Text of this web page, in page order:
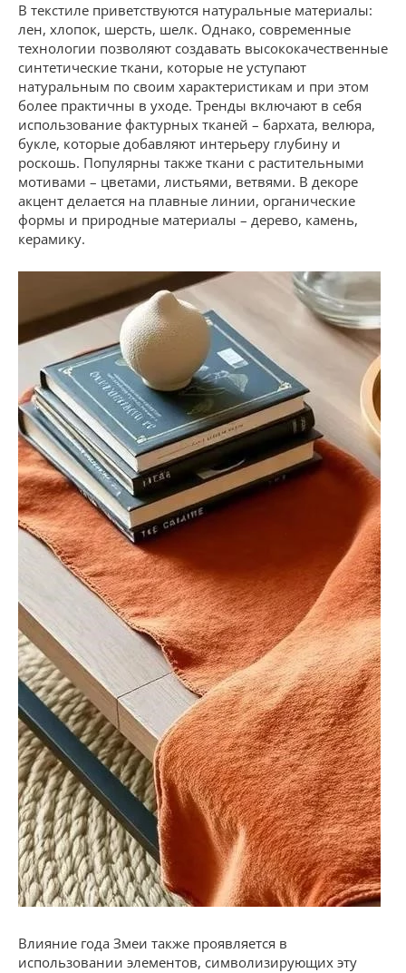
В текстиле приветствуются натуральные материалы:
лен, хлопок, шерсть, шелк. Однако, современные
технологии позволяют создавать высококачественные
синтетические ткани, которые не уступают
натуральным по своим характеристикам и при этом
более практичны в уходе. Тренды включают в себя
использование фактурных тканей – бархата, велюра,
букле, которые добавляют интерьеру глубину и
роскошь. Популярны также ткани с растительными
мотивами – цветами, листьями, ветвями. В декоре
акцент делается на плавные линии, органические
формы и природные материалы – дерево, камень,
керамику.
Влияние года Змеи также проявляется в
использовании элементов, символизирующих эту